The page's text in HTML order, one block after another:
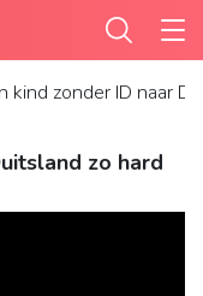
kind zonder ID naar
zo hard